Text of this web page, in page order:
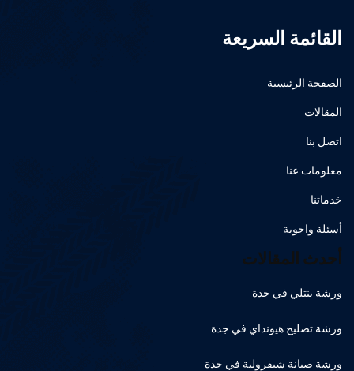
القائمة السريعة
الصفحة الرئيسية
المقالات
اتصل بنا
معلومات عنا
خدماتنا
أسئلة واجوبة
أحدث المقالات
ورشة بنتلي في جدة
ورشة تصليح هيونداي في جدة
ورشة صيانة شيفرولية في جدة